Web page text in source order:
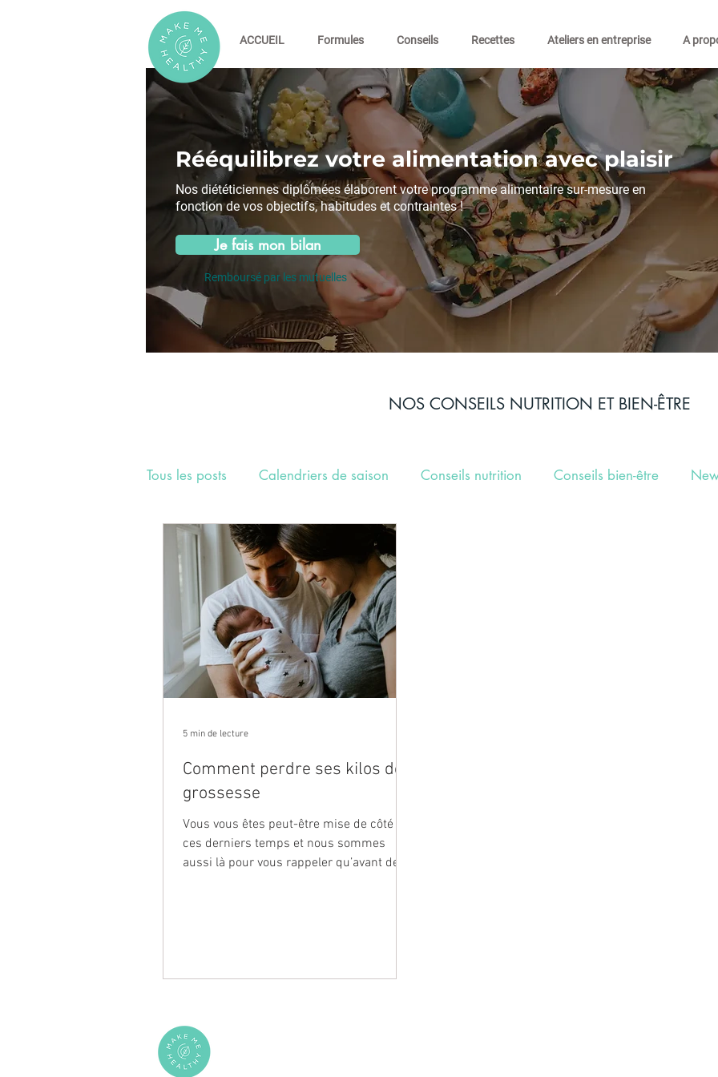
ACCUEIL Formules Conseils Recettes Ateliers en entreprise A
Rééquilibrez votre alimentation avec plaisir
Nos diététiciennes diplômées élaborent votre programme alimentaire sur-mesure en
fonction de vos objectifs, habitudes et contraintes !
Je fais mon bilan
Remboursé par les mutuelles
NOS CONSEILS NUTRITION ET BIEN-ÊTRE
Tous les posts Calendriers de saison Conseils nutrition Conseils bien-être
Team Make Me Healthy Sélection de recettes
Comment perdre ses kilos de
grossesse
Vous vous êtes peut-être mise de côté
ces derniers temps et nous sommes
aussi là pour vous rappeler qu’avant de
5 min de lecture